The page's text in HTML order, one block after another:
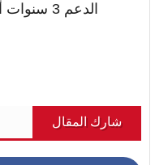
الدعم 3
شارك المقال